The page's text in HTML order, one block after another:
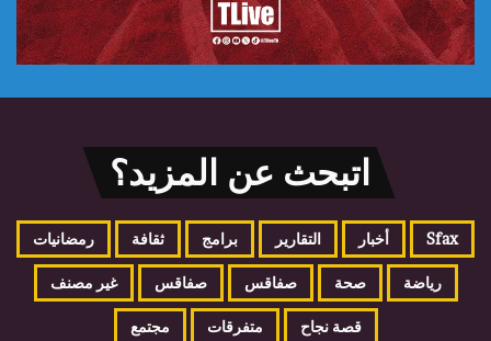
اتبحث عن المزيد؟
Sfax أخبار التقارير برامج ثقافة رمضانيات
رياضة صحة صفاقس صفاقس غير مصنف
قصة نجاح متفرقات مجتمع